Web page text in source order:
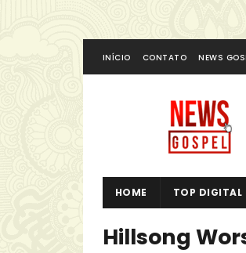
INÍCIO CONTATO NEWS
HOME TOP DIGITAL
Hillsong